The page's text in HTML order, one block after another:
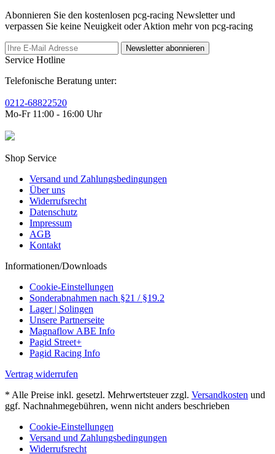
Abonnieren Sie den kostenlosen pcg-racing Newsletter und
verpassen Sie keine Neuigkeit oder Aktion mehr von pcg-racing
Newsletter abonnieren
Service Hotline
Telefonische Beratung unter:
0212-68822520
Mo-Fr 11:00 - 16:00 Uhr
Shop Service
Versand und Zahlungsbedingungen
Über uns
Widerrufsrecht
Datenschutz
Impressum
AGB
Kontakt
Informationen/Downloads
Cookie-Einstellungen
Sonderabnahmen nach §21 / §19.2
Lager | Solingen
Unsere Partnerseite
Magnaflow ABE Info
Pagid Street+
Pagid Racing Info
Vertrag widerrufen
* Alle Preise inkl. gesetzl. Mehrwertsteuer zzgl. Versandkosten und
ggf. Nachnahmegebühren, wenn nicht anders beschrieben
Cookie-Einstellungen
Versand und Zahlungsbedingungen
Widerrufsrecht